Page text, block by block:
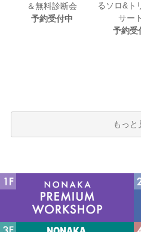
＆無料診断会
予約受付中
るソロ&ト
サー
予約受
もっと